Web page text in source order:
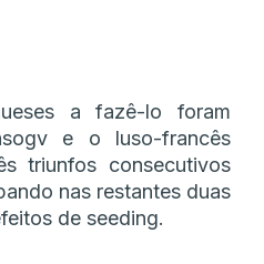
a fazê-lo foram
e o luso-francês
triunfos consecutivos
nas restantes duas
de seeding.